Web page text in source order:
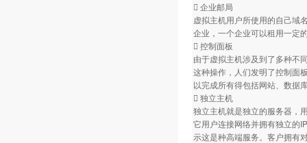
 企业邮局
虚拟主机用户所使用的自己域
企业，一个企业可以租用一定
 控制面板
由于虚拟主机涉及到了多种不
这种操作，人们发明了控制面
以完成所有得包括网站、数据
 独立主机
独立主机就是独立的服务器，
它用户连接网络并拥有独立的
示这是种高端服务。客户拥有